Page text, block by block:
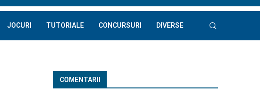
JOCURI TUTORIALE CONCURSURI DIVERSE
COMENTARII